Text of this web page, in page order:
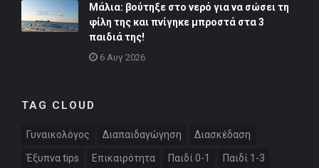
Μάλια: βούτηξε στο νερό για να σώσει τη
φίλη της και πνίγηκε μπροστά στα 3
παιδιά της!
6 Αυγ 2026
TAG CLOUD
Γυναικολόγος Διαπαιδαγώγηση Διασκέδαση
Έξυπνα tips Επικαιρότητα Παιδί 0-1 Παιδί 1-3